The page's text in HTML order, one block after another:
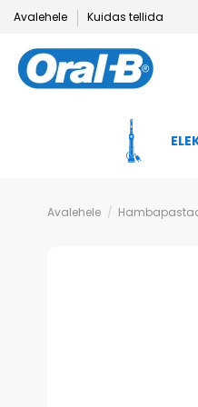
Avalehele Kuidas tellida
Avalehele